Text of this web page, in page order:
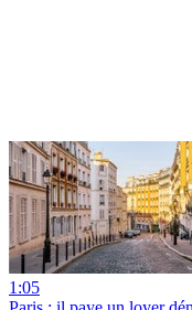
1:05